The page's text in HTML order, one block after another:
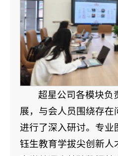
超星公司各模块负
展，与会人员围绕存在
进行了深入研讨。专业
钰生教育学拔尖创新人